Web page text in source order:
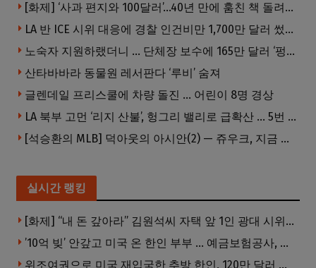
[화제] ‘사과 편지와 100달러’…40년 만에 훔친 책 돌려준 절도범
LA 반 ICE 시위 대응에 경찰 인건비만 1,700만 달러 썼다.
노숙자 지원하랬더니 … 단체장 보수에 165만 달러 ‘펑펑’
산타바바라 동물원 레서판다 ‘루비’ 숨져
글렌데일 프리스쿨에 차량 돌진 … 어린이 8명 경상
LA 북부 고먼 ‘리지 산불’, 헝그리 밸리로 급확산 … 5번 Fwy 양방향 전면 폐쇄
[석승환의 MLB] 덕아웃의 아시안(2) — 쥬우크, 지금 괜찮아요?
실시간 랭킹
[화제] “내 돈 갚아라” 김원석씨 자택 앞 1인 광대 시위 … 한인 투자사, “108만 달러 못받아”
’10억 빚’ 안갚고 미국 온 한인 부부 … 예금보험공사, 미국서 소송
위조여권으로 미국 재입국한 추방 한인, 120만 달러 은행 사기 행각